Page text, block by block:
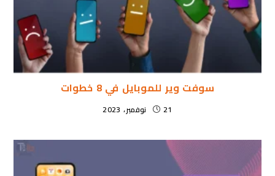
سوفت وير للموبايل في 8 خطوات
21 نوفمبر، 2023